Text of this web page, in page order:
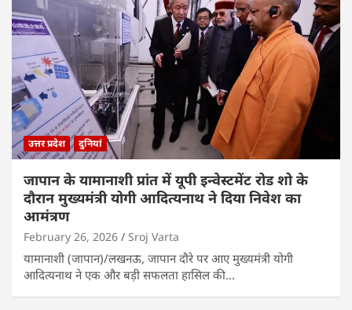
उत्तर प्रदेश दुनियां
जापान के यामानाशी प्रांत में यूपी इन्वेस्टमेंट रोड शो के
दौरान मुख्यमंत्री योगी आदित्यनाथ ने दिया निवेश का
आमंत्रण
February 26, 2026 Sroj Varta
यामानाशी (जापान)/लखनऊ, जापान दौरे पर आए मुख्यमंत्री योगी
आदित्यनाथ ने एक और बड़ी सफलता हासिल की…